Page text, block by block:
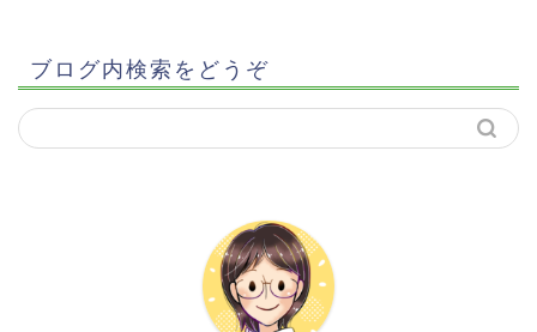
ブログ内検索をどうぞ